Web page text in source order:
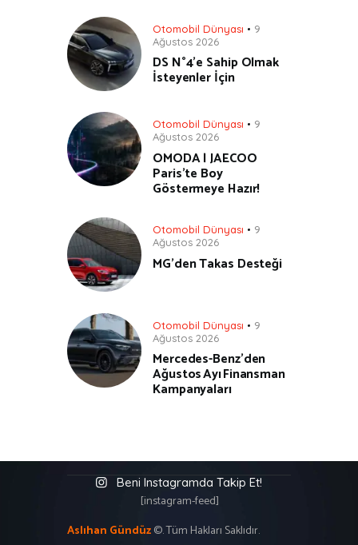
Otomobil Dünyası
9
Ağustos 2026
DS N°4’e Sahip Olmak
İsteyenler İçin
Otomobil Dünyası
9
Ağustos 2026
OMODA | JAECOO
Paris’te Boy
Göstermeye Hazır!
Otomobil Dünyası
9
Ağustos 2026
MG’den Takas Desteği
Otomobil Dünyası
9
Ağustos 2026
Mercedes-Benz’den
Ağustos Ayı Finansman
Kampanyaları
Beni Instagramda Takip Et!
[instagram-feed]
Aslıhan Gündüz©. Tüm Hakları Saklıdır.